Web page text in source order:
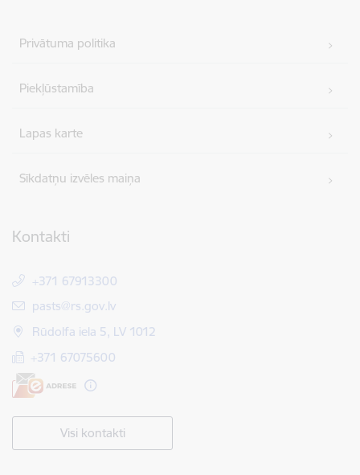
Privātuma politika
Piekļūstamība
Lapas karte
Sīkdatņu izvēles maiņa
Kontakti
+371 67913300
E-pasts:
pasts@rs.gov.lv
Rūdolfa iela 5, LV 1012
+371 67075600
Visi kontakti